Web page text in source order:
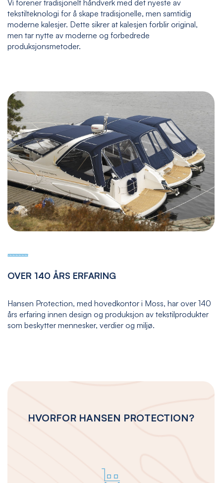
Vi forener tradisjonelt håndverk med det nyeste av
tekstilteknologi for å skape tradisjonelle, men samtidig
moderne kalesjer. Dette sikrer at kalesjen forblir original,
men tar nytte av moderne og forbedrede
produksjonsmetoder.
OVER 140 ÅRS ERFARING
Hansen Protection, med hovedkontor i Moss, har over 140
års erfaring innen design og produksjon av tekstilprodukter
som beskytter mennesker, verdier og miljø.
HVORFOR HANSEN PROTECTION?